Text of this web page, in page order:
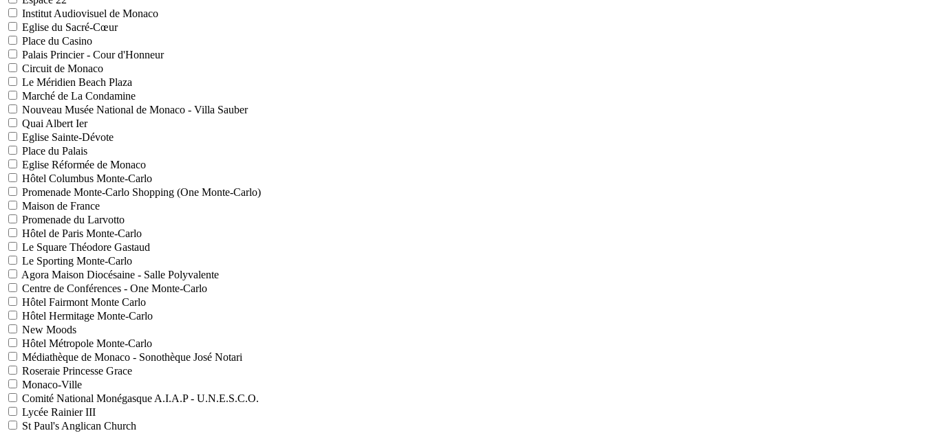
Institut Audiovisuel de Monaco
Eglise du Sacré-Cœur
Place du Casino
Palais Princier - Cour d'Honneur
Circuit de Monaco
Le Méridien Beach Plaza
Marché de La Condamine
Nouveau Musée National de Monaco - Villa Sauber
Quai Albert Ier
Eglise Sainte-Dévote
Place du Palais
Eglise Réformée de Monaco
Hôtel Columbus Monte-Carlo
Promenade Monte-Carlo Shopping (One Monte-Carlo)
Maison de France
Promenade du Larvotto
Hôtel de Paris Monte-Carlo
Le Square Théodore Gastaud
Le Sporting Monte-Carlo
Agora Maison Diocésaine - Salle Polyvalente
Centre de Conférences - One Monte-Carlo
Hôtel Fairmont Monte Carlo
Hôtel Hermitage Monte-Carlo
New Moods
Hôtel Métropole Monte-Carlo
Médiathèque de Monaco - Sonothèque José Notari
Roseraie Princesse Grace
Monaco-Ville
Comité National Monégasque A.I.A.P - U.N.E.S.C.O.
Lycée Rainier III
St Paul's Anglican Church